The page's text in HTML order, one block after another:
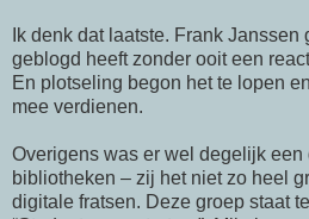
Ik denk dat laatste. Frank
geblogd heeft zonder ooit een
En plotseling begon het te lopen
mee verdienen.
Overigens was er wel degelijk een
bibliotheken – zij het niet zo heel
digitale fratsen. Deze groep staat